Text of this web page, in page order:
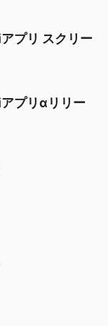
プリ スクリー
プリαリリー